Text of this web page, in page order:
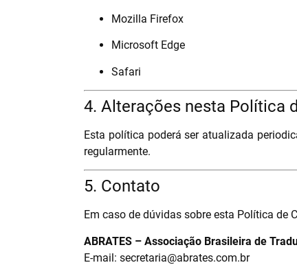
Mozilla Firefox
Microsoft Edge
Safari
4. Alterações nesta Política
Esta política poderá ser atualizada
regularmente.
5. Contato
Em caso de dúvidas sobre esta Política de
ABRATES – Associação Brasileira de
E-mail: secretaria@abrates.com.br